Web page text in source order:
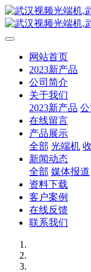
网站首页
2023新产品
公司简介
关于我们
2023新产品
在线留言
产品展示
全部 光端机
新闻动态
全部 媒体报道
资料下载
客户案例
在线反馈
联系我们